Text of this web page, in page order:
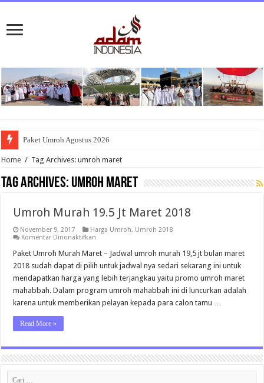
Paket Umroh Agustus 2026
Home / Tag Archives: umroh maret
Tag Archives: umroh maret
Umroh Murah 19.5 Jt Maret 2018
November 9, 2017 Harga Umroh, Umroh 2018
Komentar Dinonaktifkan
Murah
Jt
Maret
2018
Paket Umroh Murah Maret – Jadwal umroh murah 19,5 jt bulan maret
2018 sudah dapat di pilih untuk jadwal nya sedari sekarang ini untuk
mendapatkan harga yang lebih terjangkau yaitu promo umroh maret
mahabbah. Dalam program umroh mahabbah ini di luncurkan adalah
karena untuk memberikan pelayan kepada para calon tamu …
Read More »